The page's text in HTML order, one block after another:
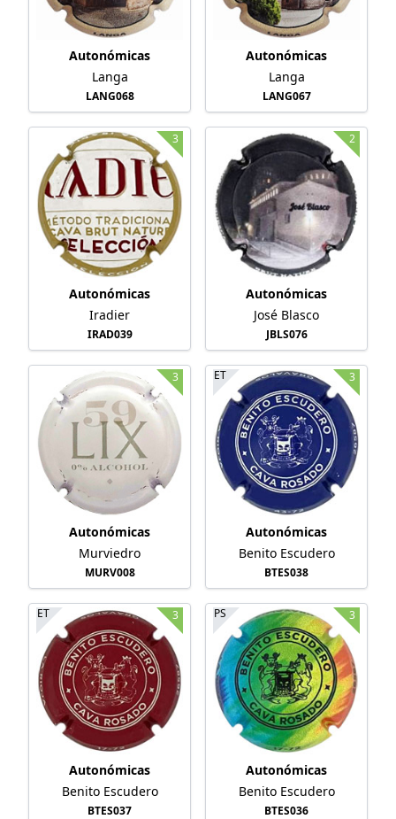
Autonómicas
Langa
LANG068
Autonómicas
Langa
LANG067
3
Autonómicas
Iradier
IRAD039
2
Autonómicas
José Blasco
JBLS076
3
Autonómicas
Murviedro
MURV008
ET 3
Autonómicas
Benito Escudero
BTES038
ET 3
Autonómicas
Benito Escudero
BTES037
PS 3
Autonómicas
Benito Escudero
BTES036